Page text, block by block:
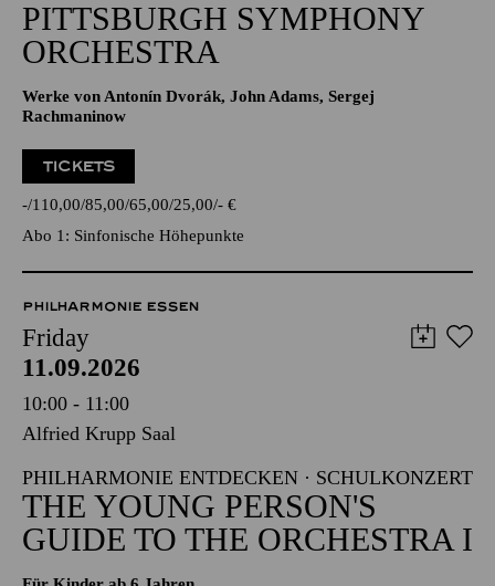
PITTSBURGH SYMPHONY
ORCHESTRA
Werke von Antonín Dvorák, John Adams, Sergej
Rachmaninow
TICKETS
- 110,00 85,00 65,00 25,00 - €
Abo 1: Sinfonische Höhepunkte
PHILHARMONIE ESSEN
Friday
11.09.2026
10:00 - 11:00
Alfried Krupp Saal
PHILHARMONIE ENTDECKEN · SCHULKONZERT
THE YOUNG PERSON'S
GUIDE TO THE ORCHESTRA I